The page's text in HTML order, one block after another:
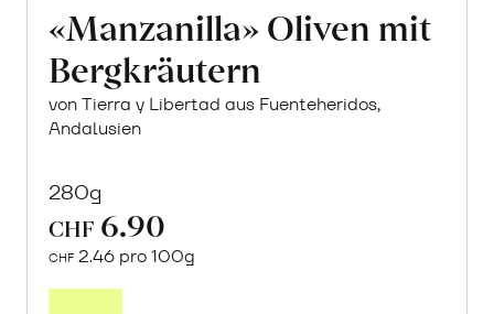
«Manzanilla» Oliven mit
Bergkräutern
von Tierra y Libertad aus Fuenteheridos,
Andalusien
280g
CHF 6.90
CHF 2.46 pro 100g